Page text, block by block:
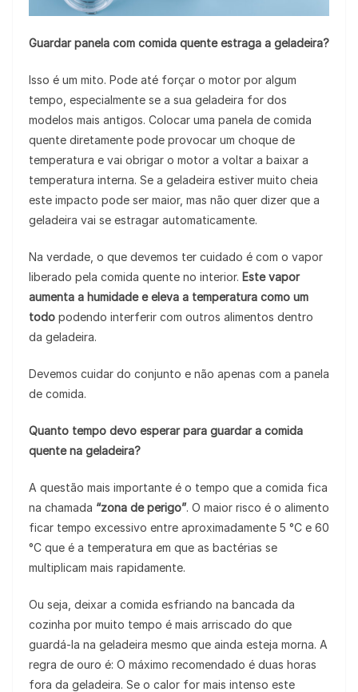
Guardar panela com comida quente estraga a geladeira?
Isso é um mito. Pode até forçar o motor por algum
tempo, especialmente se a sua geladeira for dos
modelos mais antigos. Colocar uma panela de comida
quente diretamente pode provocar um choque de
temperatura e vai obrigar o motor a voltar a baixar a
temperatura interna. Se a geladeira estiver muito cheia
este impacto pode ser maior, mas não quer dizer que a
geladeira vai se estragar automaticamente.
Na verdade, o que devemos ter cuidado é com o vapor
liberado pela comida quente no interior. Este vapor
aumenta a humidade e eleva a temperatura como um
todo podendo interferir com outros alimentos dentro
da geladeira.
Devemos cuidar do conjunto e não apenas com a panela
de comida.
Quanto tempo devo esperar para guardar a comida
quente na geladeira?
A questão mais importante é o tempo que a comida fica
na chamada “zona de perigo”. O maior risco é o alimento
ficar tempo excessivo entre aproximadamente 5 °C e 60
°C que é a temperatura em que as bactérias se
multiplicam mais rapidamente.
Ou seja, deixar a comida esfriando na bancada da
cozinha por muito tempo é mais arriscado do que
guardá-la na geladeira mesmo que ainda esteja morna. A
regra de ouro é: O máximo recomendado é duas horas
fora da geladeira. Se o calor for mais intenso este